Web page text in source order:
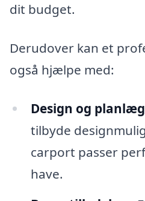
dit budget.
Derudover kan et
også hjælpe med:
Design og
tilbyde
carport passer
have.